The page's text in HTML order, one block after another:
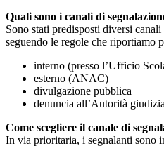
Quali sono i canali di
Sono stati predisposti diversi
seguendo le regole che riportiamo
interno (presso l’Ufficio
esterno (ANAC)
divulgazione pubblica
denuncia all’Autorità
Come scegliere il canale di
In via prioritaria, i segnalanti sono